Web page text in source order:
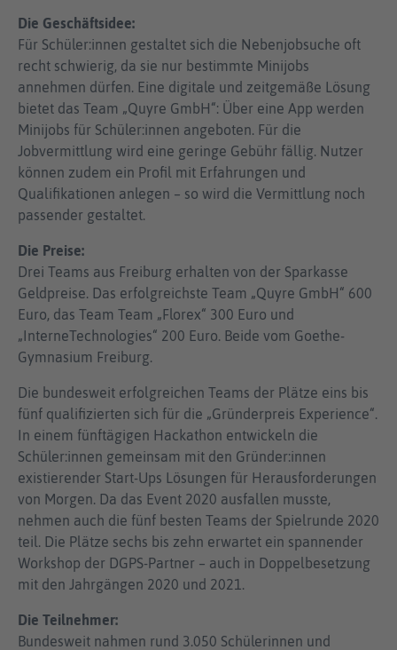
Die Geschäftsidee:
Für Schüler:innen gestaltet sich die Nebenjobsuche oft
recht schwierig, da sie nur bestimmte Minijobs
annehmen dürfen. Eine digitale und zeitgemäße Lösung
bietet das Team „Quyre GmbH“: Über eine App werden
Minijobs für Schüler:innen angeboten. Für die
Jobvermittlung wird eine geringe Gebühr fällig. Nutzer
können zudem ein Profil mit Erfahrungen und
Qualifikationen anlegen – so wird die Vermittlung noch
passender gestaltet.
Die Preise:
Drei Teams aus Freiburg erhalten von der Sparkasse
Geldpreise. Das erfolgreichste Team „Quyre GmbH“ 600
Euro, das Team Team „Florex“ 300 Euro und
„InterneTechnologies“ 200 Euro. Beide vom Goethe-
Gymnasium Freiburg.
Die bundesweit erfolgreichen Teams der Plätze eins bis
fünf qualifizierten sich für die „Gründerpreis Experience“.
In einem fünftägigen Hackathon entwickeln die
Schüler:innen gemeinsam mit den Gründer:innen
existierender Start-Ups Lösungen für Herausforderungen
von Morgen. Da das Event 2020 ausfallen musste,
nehmen auch die fünf besten Teams der Spielrunde 2020
teil. Die Plätze sechs bis zehn erwartet ein spannender
Workshop der DGPS-Partner – auch in Doppelbesetzung
mit den Jahrgängen 2020 und 2021.
Die Teilnehmer:
Bundesweit nahmen rund 3.050 Schülerinnen und